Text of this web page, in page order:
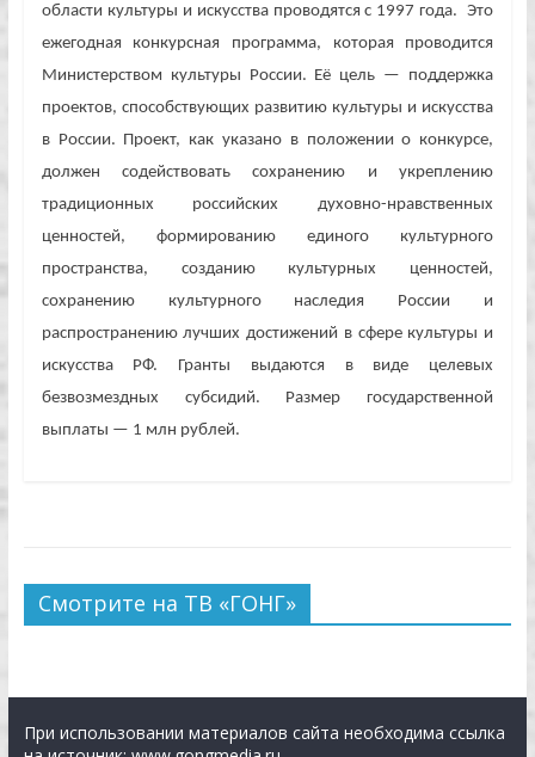
области культуры и искусства проводятся с 1997 года. Это
ежегодная конкурсная программа, которая проводится
Министерством культуры России. Её цель — поддержка
проектов, способствующих развитию культуры и искусства
в России. Проект, как указано в положении о конкурсе,
должен содействовать сохранению и укреплению
традиционных российских духовно-нравственных
ценностей, формированию единого культурного
пространства, созданию культурных ценностей,
сохранению культурного наследия России и
распространению лучших достижений в сфере культуры и
искусства РФ. Гранты выдаются в виде целевых
безвозмездных субсидий. Размер государственной
выплаты — 1 млн рублей.
Смотрите на ТВ «ГОНГ»
При использовании материалов сайта необходима ссылка